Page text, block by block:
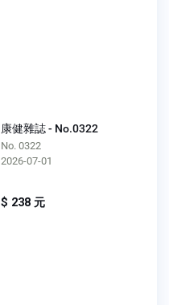
康健雜誌 - No.0322
No. 0322
2026-07-01
$ 238 元